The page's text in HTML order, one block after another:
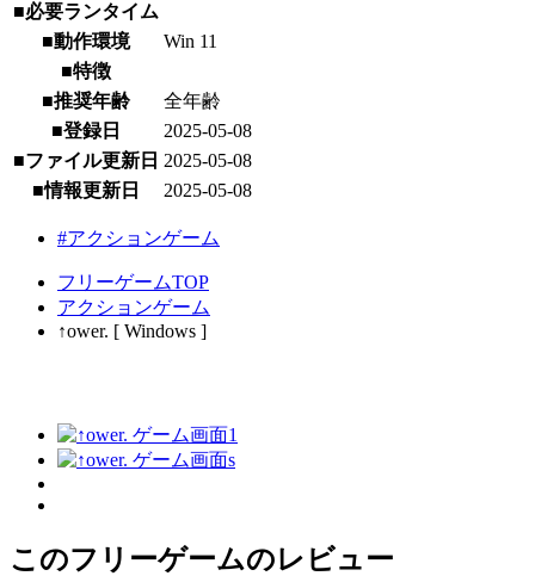
■必要ランタイム
■動作環境
Win 11
■特徴
■推奨年齢
全年齢
■登録日
2025-05-08
■ファイル更新日 2025-05-08
■情報更新日
2025-05-08
#アクションゲーム
フリーゲームTOP
アクションゲーム
↑ower. [ Windows ]
このフリーゲームのレビュー